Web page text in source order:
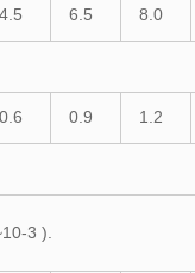
4.5 6.5 8.0
0.6 0.9 1.2
3 ).